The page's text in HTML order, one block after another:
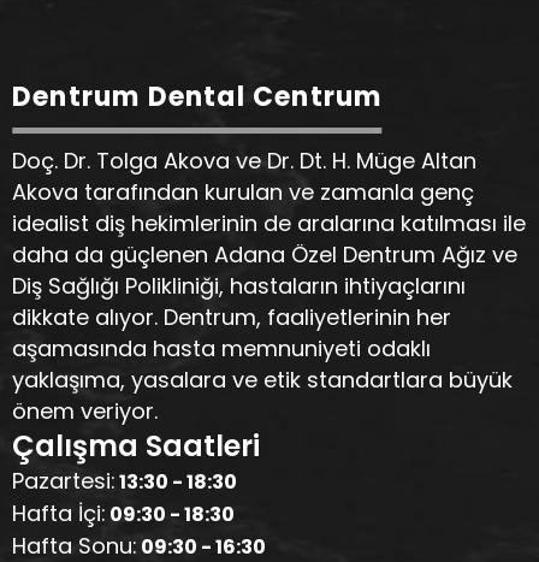
Dentrum Dental Centrum
Doç. Dr. Tolga Akova ve Dr. Dt. H. Müge Altan
Akova tarafından kurulan ve zamanla genç
idealist diş hekimlerinin de aralarına katılması ile
daha da güçlenen Adana Özel Dentrum Ağız ve
Diş Sağlığı Polikliniği, hastaların ihtiyaçlarını
dikkate alıyor. Dentrum, faaliyetlerinin her
aşamasında hasta memnuniyeti odaklı
yaklaşıma, yasalara ve etik standartlara büyük
önem veriyor.
Çalışma Saatleri
Pazartesi:13:30 - 18:30
Hafta İçi: 09:30 - 18:30
Hafta Sonu: 09:30 - 16:30